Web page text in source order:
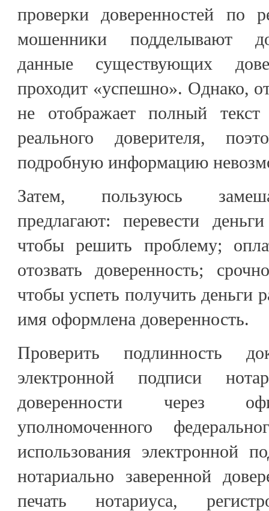
проверки доверенностей по
мошенники подделывают
данные существующих
проходит «успешно». Однако,
не отображает полный
реального доверителя,
подробную информацию
Затем, пользуюсь
предлагают: перевести
чтобы решить проблему;
отозвать доверенность;
чтобы успеть получить деньги
имя оформлена доверенность.
Проверить подлинность
электронной подписи
доверенности через
уполномоченного
использования электронной
нотариально заверенной
печать нотариуса,